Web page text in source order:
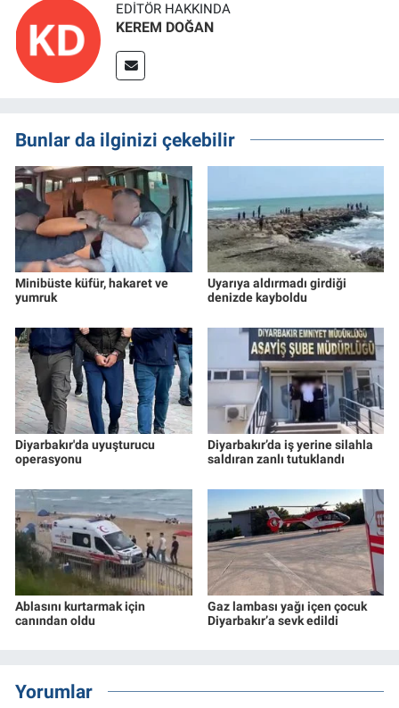
EDITÖR HAKKINDA
KEREM DOĞAN
Bunlar da ilginizi çekebilir
Minibüste küfür, hakaret ve
yumruk
Uyarıya aldırmadı girdiği
denizde kayboldu
Diyarbakır'da uyuşturucu
operasyonu
Diyarbakır’da iş yerine silahla
saldıran zanlı tutuklandı
Ablasını kurtarmak için
canından oldu
Gaz lambası yağı içen çocuk
Diyarbakır’a sevk edildi
Yorumlar